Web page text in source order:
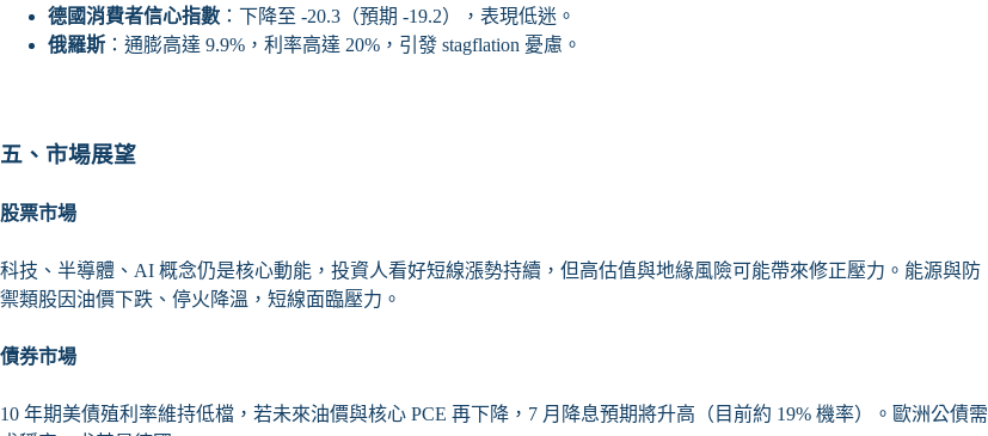
德國消費者信心指數 ：下降至 -20.3（預期 -19.2），表現低迷。
俄羅斯 ：通膨高達 9.9%，利率高達 20%，引發 stagflation 憂慮。
五、市場展望
股票市場
科技、半導體、AI 概念仍是核心動能，投資人看好短線漲勢持續，但高估值與地緣風險可能帶來修正壓力。能源與防
禦類股因油價下跌、停火降溫，短線面臨壓力。
債券市場
10 年期美債殖利率維持低檔，若未來油價與核心 PCE 再下降，7 月降息預期將升高（目前約 19% 機率）。歐洲公債需